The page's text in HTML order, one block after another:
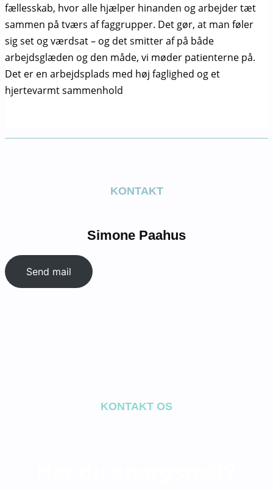
fællesskab, hvor alle hjælper hinanden og arbejder tæt
sammen på tværs af faggrupper. Det gør, at man føler
sig set og værdsat – og det smitter af på både
arbejdsglæden og den måde, vi møder patienterne på.
Det er en arbejdsplads med høj faglighed og et
hjertevarmt sammenhold
KONTAKT
Simone Paahus
Send mail
KONTAKT OS